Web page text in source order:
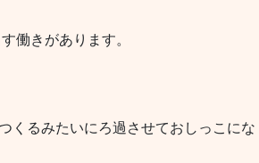
働きがあります。
くるみたいにろ過させておしっこにな